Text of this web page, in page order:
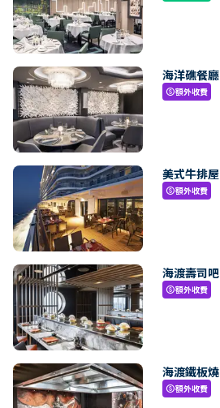
海洋礁餐廳
paid額外收費
美式牛排屋
paid額外收費
海渡壽司吧
paid額外收費
海渡鐵板燒
paid額外收費